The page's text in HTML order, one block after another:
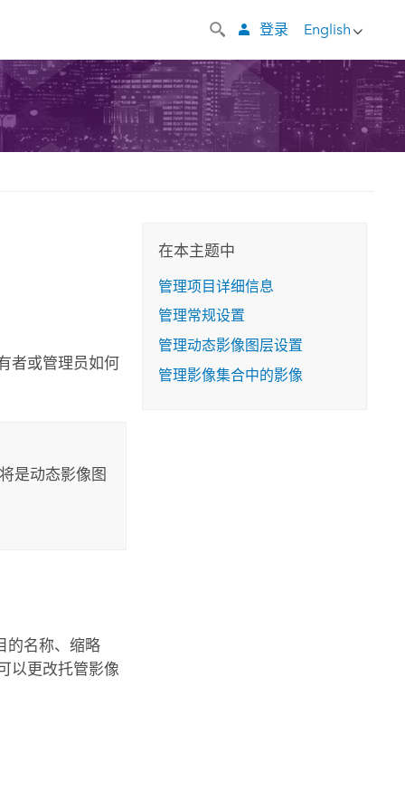
English
登录
者或管理员如何
是动态影像图
的名称、缩略
以更改托管影像
在本主题中
管理项目详细信息
管理常规设置
管理动态影像图层设置
管理影像集合中的影像